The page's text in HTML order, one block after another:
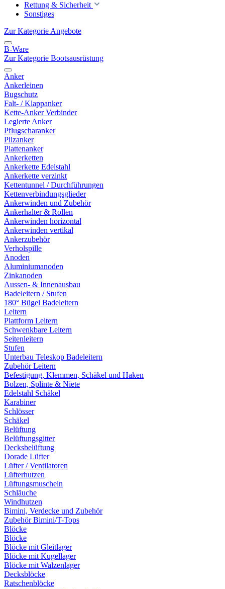
Rettung & Sicherheit
Sonstiges
Zur Kategorie Angebote
B-Ware
Zur Kategorie Bootsausrüstung
Anker
Ankerleinen
Bugschutz
Falt- / Klappanker
Kette-Anker Verbinder
Legierte Anker
Pflugscharanker
Pilzanker
Plattenanker
Ankerketten
Ankerkette Edelstahl
Ankerkette verzinkt
Kettentunnel / Durchführungen
Kettenverbindungsglieder
Ankerwinden und Zubehör
Ankerhalter & Rollen
Ankerwinden horizontal
Ankerwinden vertikal
Ankerzubehör
Verholspille
Anoden
Aluminiumanoden
Zinkanoden
Aussen- & Innenausbau
Badeleitern / Stufen
180° Bügel Badeleitern
Leitern
Plattform Leitern
Schwenkbare Leitern
Seitenleitern
Stufen
Unterbau Teleskop Badeleitern
Zubehör Leitern
Befestigung, Klemmen, Schäkel und Haken
Bolzen, Splinte & Niete
Edelstahl Schäkel
Karabiner
Schlösser
Schäkel
Belüftung
Belüftungsgitter
Decksbelüftung
Dorade Lüfter
Lüfter / Ventilatoren
Lüfterhutzen
Lüftungsmuscheln
Schläuche
Windhutzen
Bimini, Verdecke und Zubehör
Zubehör Bimini/T-Tops
Blöcke
Blöcke
Blöcke mit Gleitlager
Blöcke mit Kugellager
Blöcke mit Walzenlager
Decksblöcke
Ratschenblöcke